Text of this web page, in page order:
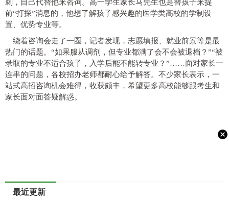
刺，自己代替他来咨询。高一学生家长马先生也是替孩子来提
前“打探”消息的，他想了解孩子感兴趣的医学类高校的学制设
置、优势专业等。
绕着咨询会走了一圈，记者发现，志愿填报、就业前景等是最
热门的话题。“如果服从调剂，但专业都满了会不会被退档？”“被
录取的专业不适合孩子，入学后能不能转专业？”……面对家长一
连串的问题，各校招办老师都耐心给予解答。不少家长表示，一
站式高招咨询机会难得，收获颇丰，希望更多高校能够跟考生和
家长面对面答疑解惑。
最近更新